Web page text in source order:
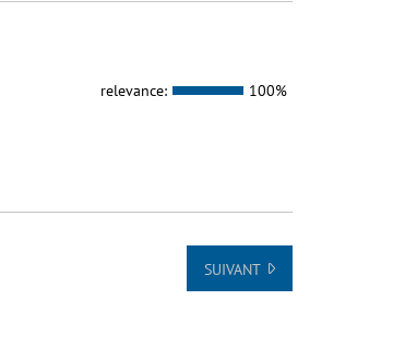
relevance: 100%
SUIVANT